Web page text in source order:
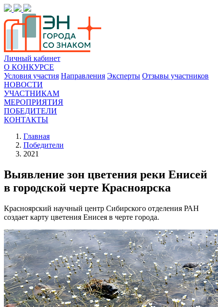
Личный кабинет
О КОНКУРСЕ
Условия участия Направления Эксперты Отзывы участников
НОВОСТИ
УЧАСТНИКАМ
МЕРОПРИЯТИЯ
ПОБЕДИТЕЛИ
КОНТАКТЫ
Главная
Победители
2021
Выявление зон цветения реки Енисей
в городской черте Красноярска
Красноярский научный центр Сибирского отделения РАН
создает карту цветения Енисея в черте города.